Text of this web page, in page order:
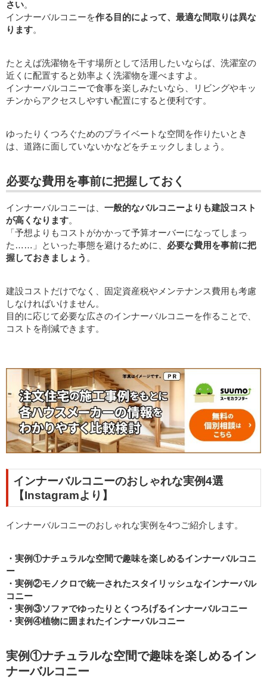
さい。
インナーバルコニーを作る目的によって、最適な間取りは異な
ります。
たとえば洗濯物を干す場所として活用したいならば、洗濯室の
近くに配置すると効率よく洗濯物を運べますよ。
インナーバルコニーで食事を楽しみたいなら、リビングやキッ
チンからアクセスしやすい配置にすると便利です。
ゆったりくつろぐためのプライベートな空間を作りたいとき
は、道路に面していないかなどをチェックしましょう。
必要な費用を事前に把握しておく
インナーバルコニーは、 一般的なバルコニーよりも建設コスト
が高くなります。
「予想よりもコストがかかって予算オーバーになってしまっ
た……」といった事態を避けるために、 必要な費用を事前に把
握しておきましょう 。
建設コストだけでなく、固定資産税やメンテナンス費用も考慮
しなければいけません。
目的に応じて必要な広さのインナーバルコニーを作ることで、
コストを削減できます。
インナーバルコニーのおしゃれな実例4選
【Instagramより】
インナーバルコニーのおしゃれな実例を4つご紹介します。
・実例①ナチュラルな空間で趣味を楽しめるインナーバルコニ
ー
・実例②モノクロで統一されたスタイリッシュなインナーバル
コニー
・実例③ソファでゆったりとくつろげるインナーバルコニー
・実例④植物に囲まれたインナーバルコニー
実例①ナチュラルな空間で趣味を楽しめるイン
ナーバルコニー